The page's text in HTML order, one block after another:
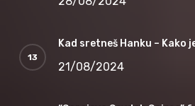
Kad sretneš Hanku – Kako
21/08/2024